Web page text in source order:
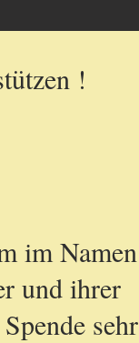
!
im Namen
und ihrer
sehr